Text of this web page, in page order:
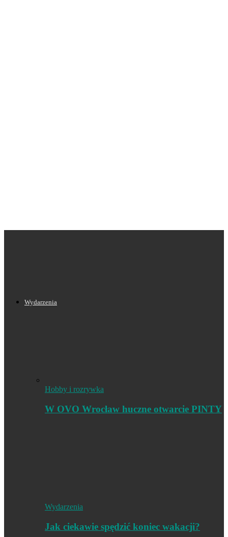
Wydarzenia
Hobby i rozrywka
W OVO Wrocław huczne otwarcie PINTY
Wydarzenia
Jak ciekawie spędzić koniec wakacji?